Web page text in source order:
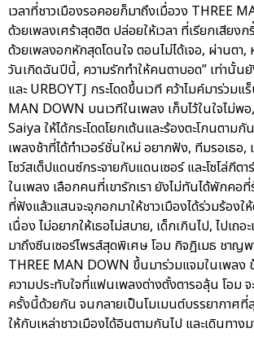
เวลาที่ชาวเมืองรอคอยก็มาถึงเมื่อวง THREE
ด้วยเพลงเศร้าสุดฮิต ปล่อยให้เวลา ที่เรียกเสียง
ด้วยเพลงอกหักสุดโดนใจ ตอนไม่ได้เจอ, ผ่านตา,
วันเกิดฉันปีนี้, ความรักทำให้คนตาบอด” เท่านั้น
และ URBOYTJ กระโดดขึ้นเวที คว้าไมค์มาร่วม
MAN DOWN บนเวทีในเพลง เก็บไว้ในใจไม่พ
Saiya ให้ได้กระโดดโยกเต้นและร้องตะโกนตามกั
เพลงช้าที่ได้ทำเวอร์ชั่นใหม่ อยากฟัง, ทีมรอเธอ,
โชว์สเต็ปแดนซ์กระจายกับแดนเซอร์ และโซโล่กีต
ในเพลง เลือกคนที่เขารักเรา ยังไม่ทันได้พักคอ
ที่ฟังแล้วแสนจะจุกอกมาให้ชาวเมืองได้ร่วมร้อง
เนื่อง ไม่อยากให้เธอไม่สบาย, เด็กเกินไป, ไปเถอะ
มาถึงซีนเซอร์ไพรส์สุดพิเศษ โอม กิจฏิเมธ ชาญ
THREE MAN DOWN ขึ้นมาร่วมแจมในเพลง
ความประทับใจที่แฟนเพลงต่างตั้งตารอลุ้น โอม
ครั้งนี้ด้วยกัน จนกลายเป็นโมเมนต์บรรยากาศที่
ให้กับเหล่าชาวเมืองได้อินตามกันไป และเดินทาง